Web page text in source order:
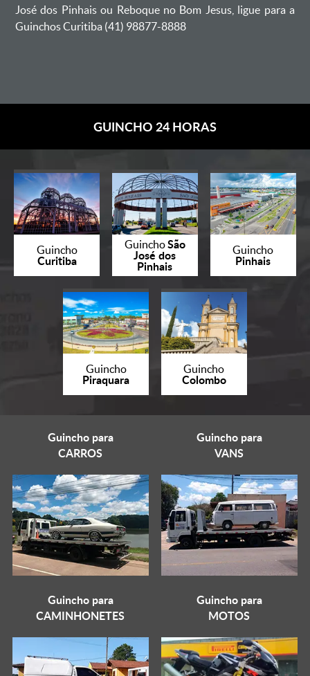
José dos Pinhais ou Reboque no Bom Jesus, ligue para a
Guinchos Curitiba (41) 98877-8888
GUINCHO 24 HORAS
Guincho
Curitiba
GuinchoSão
José dos
Pinhais
Guincho
Pinhais
Guincho
Piraquara
Guincho
Colombo
Guincho para
CARROS
Guincho para
VANS
Guincho para
CAMINHONETES
Guincho para
MOTOS